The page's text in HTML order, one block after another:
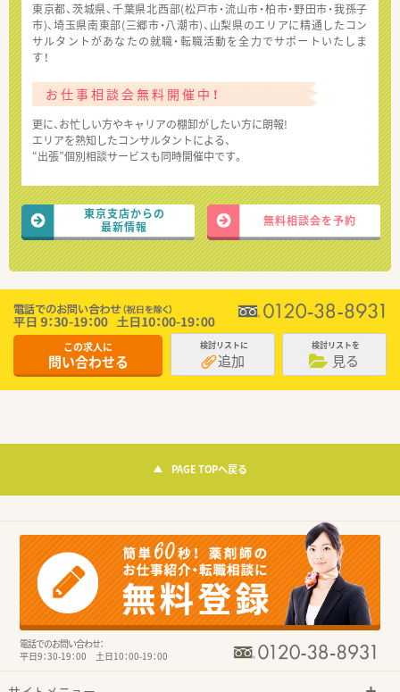
東京都、茨城県、千葉県北西部(松戸市・流山市・柏市・野田市・我孫子
市)、埼玉県南東部(三郷市・八潮市)、山梨県のエリアに精通したコン
サルタントがあなたの就職・転職活動を全力でサポートいたしま
す！
お仕事相談会無料開催中！
更に、お忙しい方やキャリアの棚卸がしたい方に朗報!
エリアを熟知したコンサルタントによる、
“出張”個別相談サービスも同時開催中です。
東京支店からの
最新情報
無料相談会を予約
この求人に
問い合わせる
検討リストに
追加
検討リストを
見る
PAGE TOPへ戻る
電話でのお問い合わせ：
平日9：30-19：00 土日10：00-19：00